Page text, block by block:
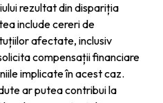
rezultat din dispariția
include cereri de
afectate, inclusiv
compensații financiare
implicate în acest caz.
ar putea contribui la